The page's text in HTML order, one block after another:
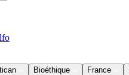
Bioéthique France